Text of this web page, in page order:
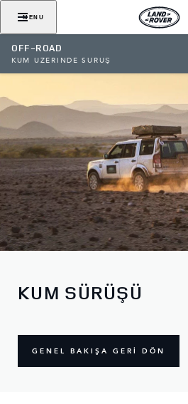
MENU
OFF-ROAD
KUM ÜZERİNDE SÜRÜŞ
KUM SÜRÜŞÜ
GENEL BAKIŞA GERİ DÖN